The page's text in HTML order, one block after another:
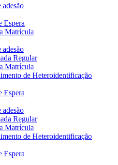
adesão
Espera
Matrícula
adesão
Regular
Matrícula
de Heteroidentificação
Espera
adesão
Regular
Matrícula
de Heteroidentificação
Espera